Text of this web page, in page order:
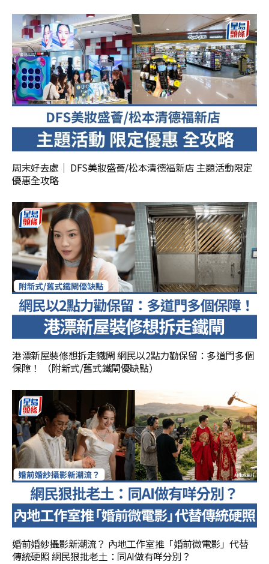
周末好去處｜ DFS美妝盛薈/松本清德福新店 主題活動限定
優惠全攻略
港漂新屋裝修想拆走鐵閘 網民以2點力勸保留：多道門多個
保障！ （附新式/舊式鐵閘優缺點）
婚前婚紗攝影新潮流？ 內地工作室推「婚前微電影」代替
傳統硬照 網民狠批老土：同AI做有咩分別？